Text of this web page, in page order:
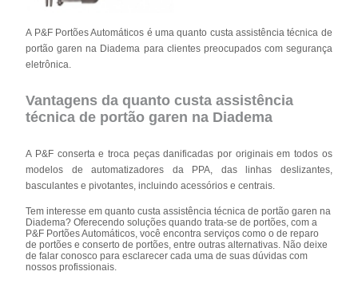
A P&F Portões Automáticos é uma quanto custa assistência técnica de
portão garen na Diadema para clientes preocupados com segurança
eletrônica.
Vantagens da quanto custa assistência
técnica de portão garen na Diadema
A P&F conserta e troca peças danificadas por originais em todos os
modelos de automatizadores da PPA, das linhas deslizantes,
basculantes e pivotantes, incluindo acessórios e centrais.
Tem interesse em quanto custa assistência técnica de portão garen na
Diadema? Oferecendo soluções quando trata-se de portões, com a
P&F Portões Automáticos, você encontra serviços como o de reparo
de portões e conserto de portões, entre outras alternativas. Não deixe
de falar conosco para esclarecer cada uma de suas dúvidas com
nossos profissionais.